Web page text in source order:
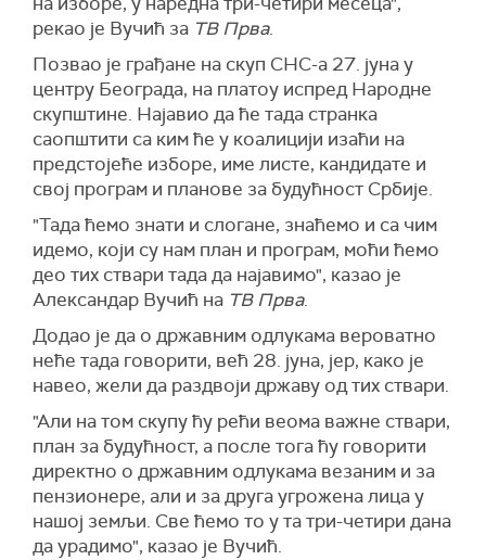
рекао је Вучић за ТВ Прва.
Позвао је грађане на скуп СНС-а 27. јуна у
центру Београда, на платоу испред Народне
скупштине. Најавио да ће тада странка
саопштити са ким ће у коалицији изаћи на
предстојеће изборе, име листе, кандидате и
свој програм и планове за будућност Србије.
"Тада ћемо знати и слогане, знаћемо и са чим
идемо, који су нам план и програм, моћи ћемо
део тих ствари тада да најавимо", казао је
Александар Вучић на ТВ Прва.
Додао је да о државним одлукама вероватно
неће тада говорити, већ 28. јуна, јер, како је
навео, жели да раздвоји државу од тих ствари.
"Али на том скупу ћу рећи веома важне ствари,
план за будућност, а после тога ћу говорити
директно о државним одлукама везаним и за
пензионере, али и за друга угрожена лица у
нашој земљи. Све ћемо то у та три-четири дана
да урадимо", казао је Вучић.